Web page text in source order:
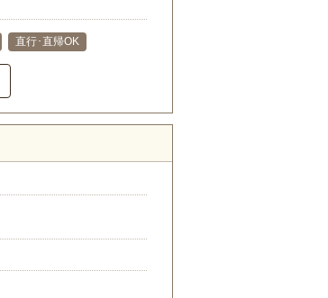
直行･直帰OK